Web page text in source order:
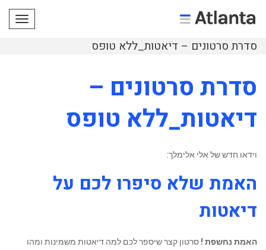
סדרת סרטונים – דיאטות_ללא טופס
סדרת סרטונים –
דיאטות_ללא טופס
וידאו חדש של אלי אלימלך:
האמת שלא סיפרו לכם על
דיאטות
האמת נחשפת ! סרטון קצר שיספר לכם למה דיאטות משמינות ומהו